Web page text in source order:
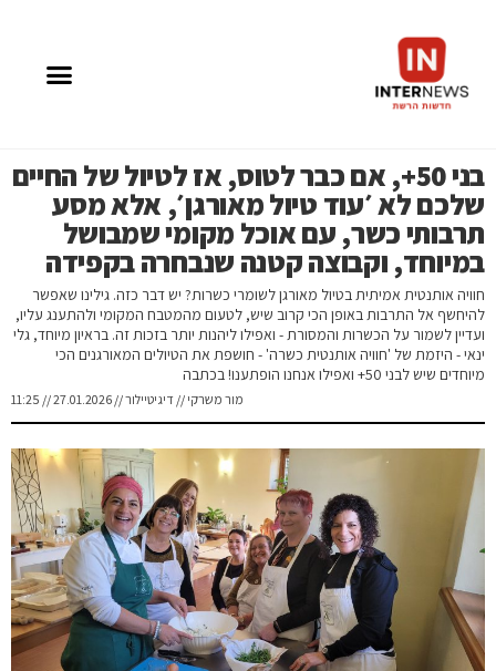
בני 50+, אם כבר לטוס, אז לטיול של החיים
שלכם לא ׳עוד טיול מאורגן׳, אלא מסע
תרבותי כשר, עם אוכל מקומי שמבושל
במיוחד, וקבוצה קטנה שנבחרה בקפידה
חוויה אותנטית אמיתית בטיול מאורגן לשומרי כשרות? יש דבר כזה. גילינו שאפשר
להיחשף אל התרבות באופן הכי קרוב שיש, לטעום מהמטבח המקומי ולהתענג עליו,
ועדיין לשמור על הכשרות והמסורת - ואפילו ליהנות יותר בזכות זה. בראיון מיוחד, גלי
ינאי - היזמת של 'חוויה אותנטית כשרה' - חושפת את הטיולים המאורגנים הכי
מיוחדים שיש לבני 50+ ואפילו אנחנו הופתענו! בכתבה
מור משרקי // דיגיטיילור // 27.01.2026 // 11:25